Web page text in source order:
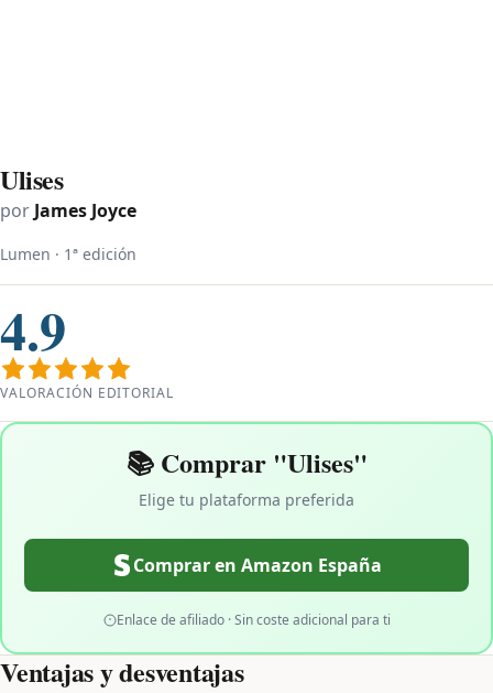
Ulises
por James Joyce
Lumen · 1ª edición
4.9
VALORACIÓN EDITORIAL
📚 Comprar "Ulises"
Elige tu plataforma preferida
Comprar en Amazon España
Enlace de afiliado · Sin coste adicional para ti
Ventajas y desventajas